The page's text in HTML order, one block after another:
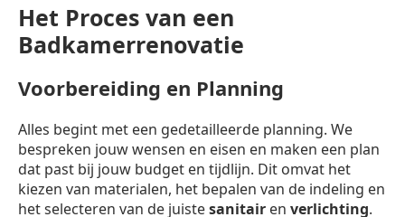
Het Proces van een
Badkamerrenovatie
Voorbereiding en Planning
Alles begint met een gedetailleerde planning. We
bespreken jouw wensen en eisen en maken een plan
dat past bij jouw budget en tijdlijn. Dit omvat het
kiezen van materialen, het bepalen van de indeling en
het selecteren van de juistesanitair en verlichting.